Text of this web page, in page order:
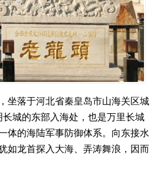
落于河北省秦皇岛市山海关区城
城的东部入海处，也是万里长城
体的海陆军事防御体系。向东接水
如龙首探入大海、弄涛舞浪，因而